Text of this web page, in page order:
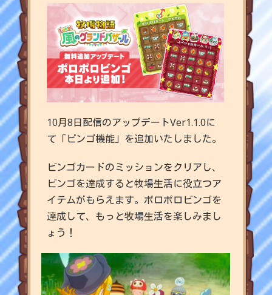
10月8日配信のアップデートVer1.1.0に
て「ビンゴ機能」を追加いたしました。
ビンゴカードのミッションをクリアし、
ビンゴを達成すると牧場生活に役立つア
イテムがもらえます。ポロポロビンゴを
達成して、もっと牧場生活を楽しみまし
ょう！